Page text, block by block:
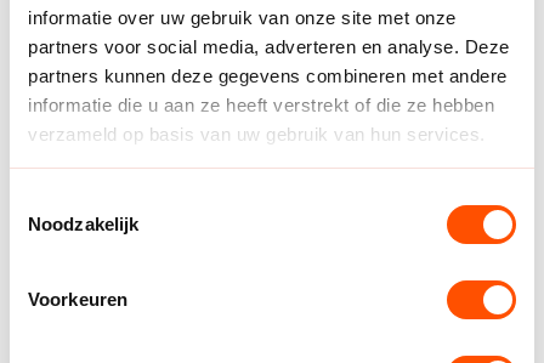
informatie over uw gebruik van onze site met onze
partners voor social media, adverteren en analyse. Deze
partners kunnen deze gegevens combineren met andere
informatie die u aan ze heeft verstrekt of die ze hebben
verzameld op basis van uw gebruik van hun services.
Noodzakelijk
Voorkeuren
7
Zwa
rtwo
ud/
Kwie